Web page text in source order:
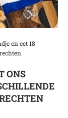
en eet 18
ONS